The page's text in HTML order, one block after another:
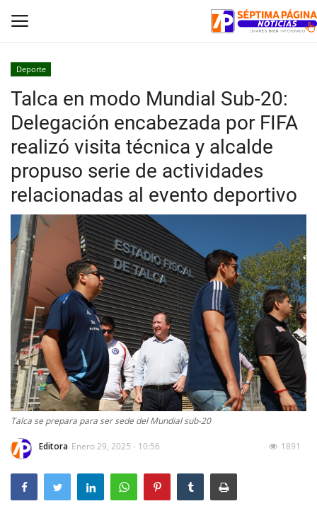
Inicio
Crónica
Policial
Tribunales
Deporte
Política
Espectáculos
Deporte
Talca en modo Mundial Sub-20:
Delegación encabezada por FIFA
realizó visita técnica y alcalde
propuso serie de actividades
relacionadas al evento deportivo
Talca se prepara para ser sede del Mundial sub-20
Editora Enero 29, 2025 - 10:56 1891